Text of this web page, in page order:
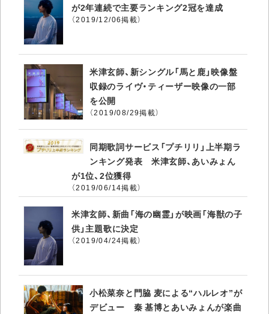
が2年連続で主要ランキング2冠を達成
（2019/12/06掲載）
米津玄師、新シングル「馬と鹿」映像盤
収録のライヴ・ティーザー映像の一部
を公開
（2019/08/29掲載）
同期歌詞サービス「プチリリ」上半期ラ
ンキング発表 米津玄師、あいみょん
が1位、2位獲得
（2019/06/14掲載）
米津玄師、新曲「海の幽霊」が映画「海獣の子
供」主題歌に決定
（2019/04/24掲載）
小松菜奈と門脇 麦による“ハルレオ”が
デビュー 秦 基博とあいみょんが楽曲